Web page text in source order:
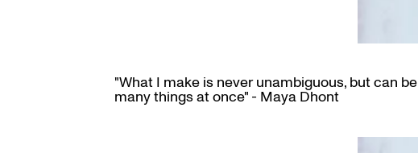
"What I make is never unambiguous, but can be
many things at once" - Maya Dhont